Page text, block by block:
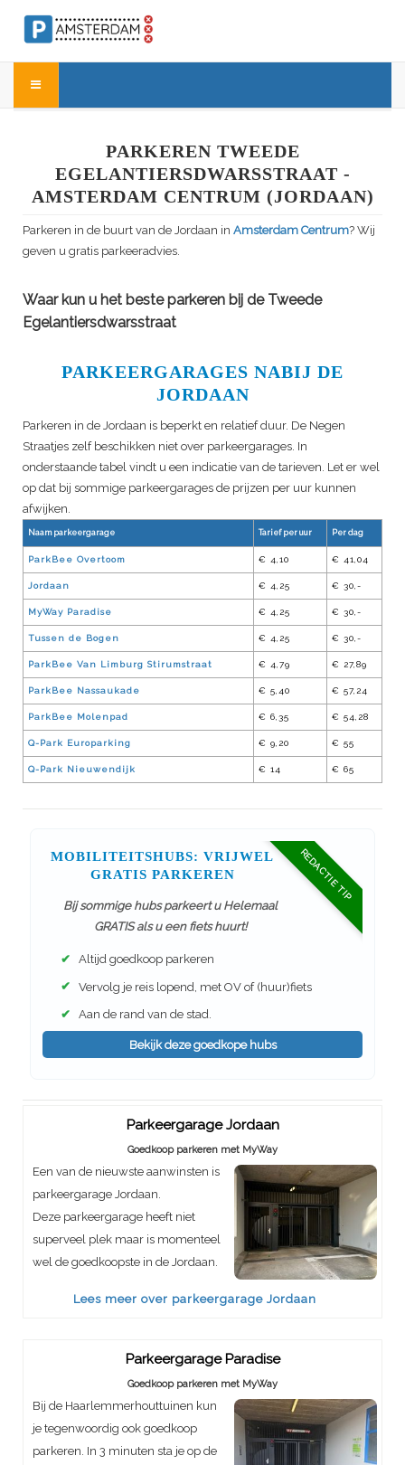
PARKEREN TWEEDE
EGELANTIERSDWARSSTRAAT -
AMSTERDAM CENTRUM (JORDAAN)
Parkeren in de buurt van de Jordaan in Amsterdam Centrum? Wij
geven u gratis parkeeradvies.
Waar kun u het beste parkeren bij de Tweede
Egelantiersdwarsstraat
PARKEERGARAGES NABIJ DE
JORDAAN
Parkeren in de Jordaan is beperkt en relatief duur. De Negen
Straatjes zelf beschikken niet over parkeergarages. In
onderstaande tabel vindt u een indicatie van de tarieven. Let er wel
op dat bij sommige parkeergarages de prijzen per uur kunnen
afwijken.
Naam parkeergarage Tarief per uur Per dag
ParkBee Overtoom € 4,10 € 41,04
Jordaan € 4,25 € 30,-
MyWay Paradise € 4,25 € 30,-
Tussen de Bogen € 4,25 € 30,-
ParkBee Van Limburg Stirumstraat € 4,79 € 27,89
ParkBee Nassaukade € 5,40 € 57,24
ParkBee Molenpad € 6,35 € 54,28
Q-Park Europarking € 9,20 € 55
Q-Park Nieuwendijk € 14 € 65
REDACTIE TIP
MOBILITEITSHUBS: VRIJWEL
GRATIS PARKEREN
Bij sommige hubs parkeert u Helemaal
GRATIS als u een fiets huurt!
✔ Altijd goedkoop parkeren
✔ Vervolg je reis lopend, met OV of (huur)fiets
✔ Aan de rand van de stad.
Bekijk deze goedkope hubs
Parkeergarage Jordaan
Goedkoop parkeren met MyWay
Een van de nieuwste aanwinsten is
parkeergarage Jordaan.
Deze parkeergarage heeft niet
superveel plek maar is momenteel
wel de goedkoopste in de Jordaan.
Lees meer over parkeergarage Jordaan
Parkeergarage Paradise
Goedkoop parkeren met MyWay
Bij de Haarlemmerhouttuinen kun
je tegenwoordig ook goedkoop
parkeren. In 3 minuten sta je op de